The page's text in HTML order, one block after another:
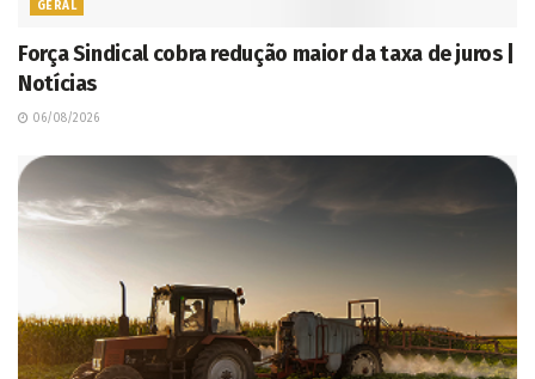
GERAL
Força Sindical cobra redução maior da taxa de juros |
Notícias
06/08/2026